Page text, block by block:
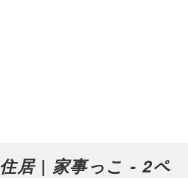
住居 | 家事っこ - 2ペ